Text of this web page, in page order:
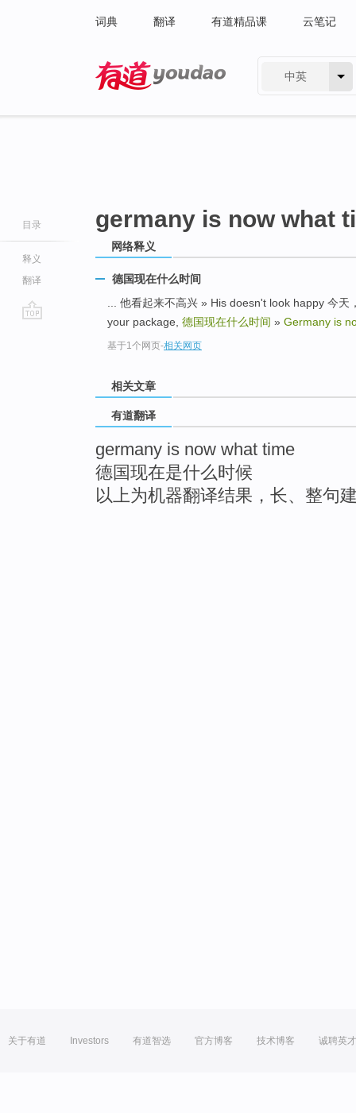
词典 翻译 有道精品课 云笔记
中英
目录
释义
翻译
germany is now what
网络释义
德国现在什么时间
... 他看起来不高兴 » His doesn't look happy 今
your package, 德国现在什么时间 » Germany is
基于1个网页-相关网页
相关文章
有道翻译
germany is now what time
德国现在是什么时候
以上为机器翻译结果，长、整句
关于有道 Investors 有道智选 官方博客 技术博客 诚聘英才